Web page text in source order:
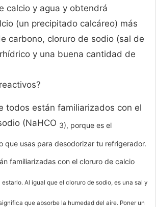
calcio y agua y obtendrá
(un precipitado calcáreo) más
carbono, cloruro de sodio (sal de
y una buena cantidad de
todos están familiarizados con el
(NaHCO 3), porque es el
que usas para desodorizar tu refrigerador.
familiarizadas con el cloruro de calcio
estarlo. Al igual que el cloruro de sodio, es una sal y
que absorbe la humedad del aire. Poner un